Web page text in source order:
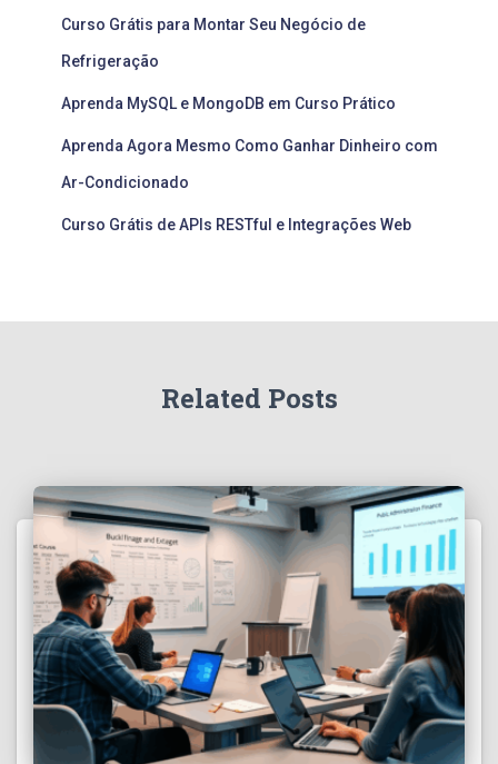
Curso Grátis para Montar Seu Negócio de
Refrigeração
Aprenda MySQL e MongoDB em Curso Prático
Aprenda Agora Mesmo Como Ganhar Dinheiro com
Ar-Condicionado
Curso Grátis de APIs RESTful e Integrações Web
Related Posts